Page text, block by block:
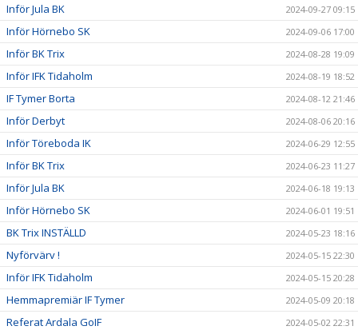
Inför Jula BK 2024-09-27 09:15
Inför Hörnebo SK 2024-09-06 17:00
Inför BK Trix 2024-08-28 19:09
Inför IFK Tidaholm 2024-08-19 18:52
IF Tymer Borta 2024-08-12 21:46
Inför Derbyt 2024-08-06 20:16
Inför Töreboda IK 2024-06-29 12:55
Inför BK Trix 2024-06-23 11:27
Inför Jula BK 2024-06-18 19:13
Inför Hörnebo SK 2024-06-01 19:51
BK Trix INSTÄLLD 2024-05-23 18:16
Nyförvärv ! 2024-05-15 22:30
Inför IFK Tidaholm 2024-05-15 20:28
Hemmapremiär IF Tymer 2024-05-09 20:18
Referat Ardala GoIF 2024-05-02 22:31